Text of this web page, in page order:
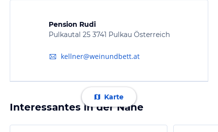
Pension Rudi
Pulkautal 25 3741 Pulkau Österreich
kellner@weinundbett.at
Karte
Interessantes in der Nähe